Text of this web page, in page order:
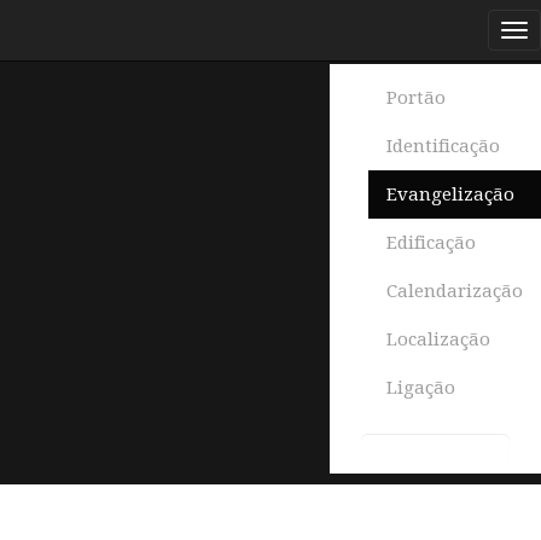
Portão
Identificação
Evangelização
Edificação
Calendarização
Localização
Ligação